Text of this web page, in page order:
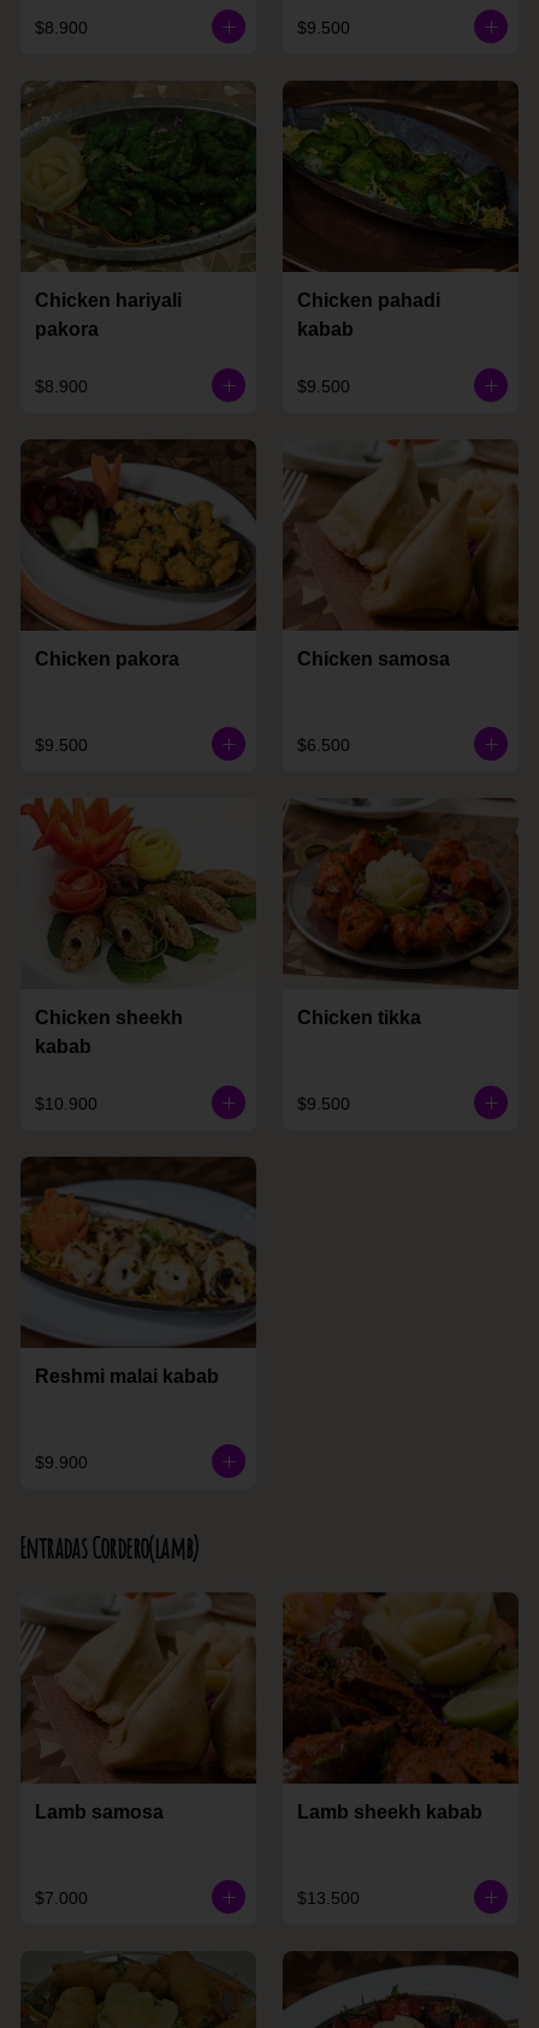
$8.900 $9.500
Chicken hariyali
pakora
$8.900
Chicken pahadi
kabab
$9.500
Chicken pakora
$9.500
Chicken samosa
$6.500
Chicken sheekh
kabab
$10.900
Chicken tikka
$9.500
Reshmi malai kabab
$9.900
Entradas Cordero(lamb)
Lamb samosa
$7.000
Lamb sheekh kabab
$13.500